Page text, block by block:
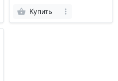
Купить